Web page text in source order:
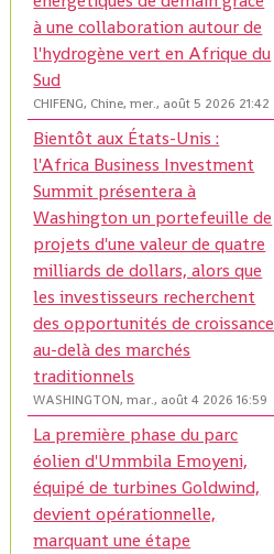
à une collaboration autour de
l'hydrogène vert en Afrique du
Sud
CHIFENG, Chine, mer., août 5 2026 21:42
Bientôt aux États-Unis :
l'Africa Business Investment
Summit présentera à
Washington un portefeuille de
projets d'une valeur de quatre
milliards de dollars, alors que
les investisseurs recherchent
des opportunités de croissance
au-delà des marchés
traditionnels
WASHINGTON, mar., août 4 2026 16:59
La première phase du parc
éolien d'Ummbila Emoyeni,
équipé de turbines Goldwind,
devient opérationnelle,
marquant une étape